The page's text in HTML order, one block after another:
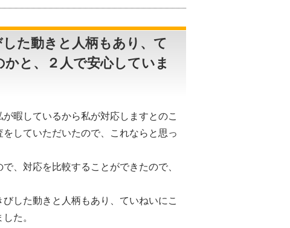
た動きと人柄もあり、て
と、２人で安心していま
暇しているから私が対応しますとのこ
していただいたので、これならと思っ
、対応を比較することができたので、
した動きと人柄もあり、ていねいにこ
た。